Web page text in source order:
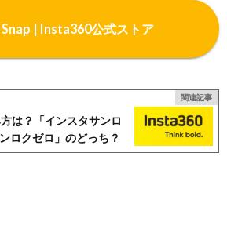
| Insta360公式ストア
関連記事
は？「インスタサンロ
ロクゼロ」のどっち？